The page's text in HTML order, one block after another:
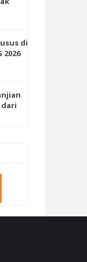
di
2026
dari